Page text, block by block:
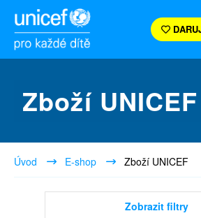
Zboží UNICEF
Úvod E-shop Zboží UNICEF
Zobrazit filtry